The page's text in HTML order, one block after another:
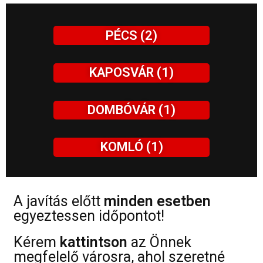
PÉCS (2)
KAPOSVÁR (1)
DOMBÓVÁR (1)
KOMLÓ (1)
A javítás előtt minden esetben
egyeztessen időpontot!
Kérem kattintson az Önnek
megfelelő városra, ahol szeretné